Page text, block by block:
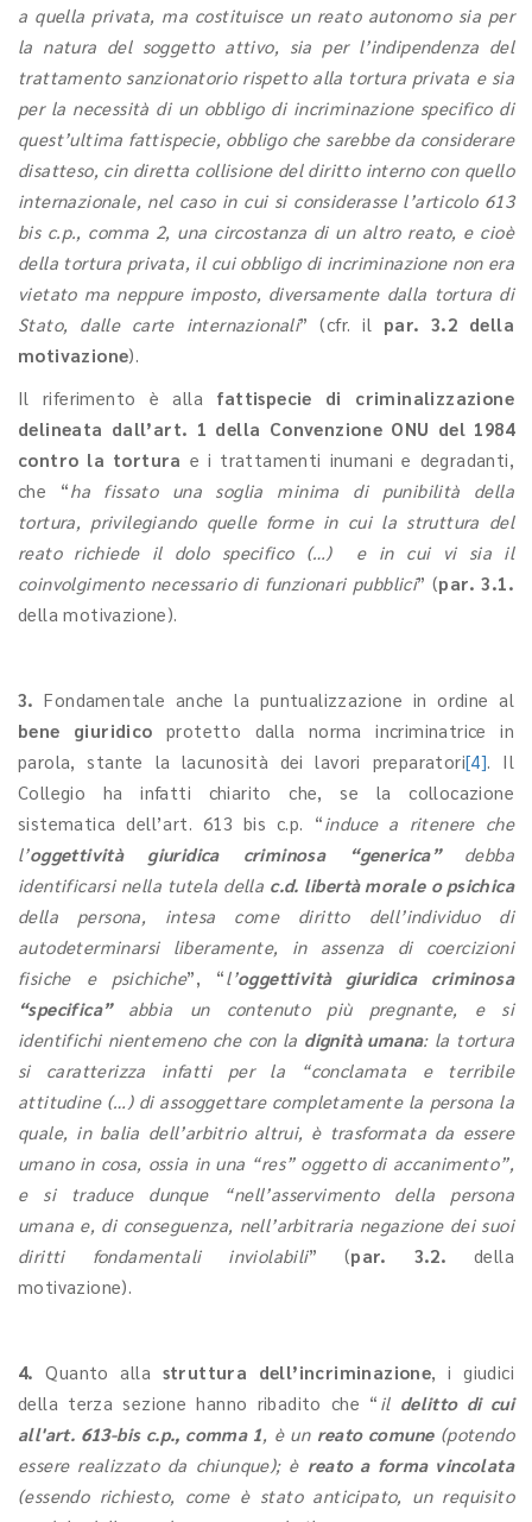
a quella privata, ma costituisce un reato autonomo sia per
la natura del soggetto attivo, sia per l’indipendenza del
trattamento sanzionatorio rispetto alla tortura privata e sia
per la necessità di un obbligo di incriminazione specifico di
quest’ultima fattispecie, obbligo che sarebbe da considerare
disatteso, cin diretta collisione del diritto interno con quello
internazionale, nel caso in cui si considerasse l’articolo 613
bis c.p., comma 2, una circostanza di un altro reato, e cioè
della tortura privata, il cui obbligo di incriminazione non era
vietato ma neppure imposto, diversamente dalla tortura di
Stato, dalle carte internazionali” (cfr. il par. 3.2 della
motivazione).
Il riferimento è alla fattispecie di criminalizzazione
delineata dall’art. 1 della Convenzione ONU del 1984
contro la tortura e i trattamenti inumani e degradanti,
che “ha fissato una soglia minima di punibilità della
tortura, privilegiando quelle forme in cui la struttura del
reato richiede il dolo specifico (…) e in cui vi sia il
coinvolgimento necessario di funzionari pubblici” (par. 3.1.
della motivazione).
3. Fondamentale anche la puntualizzazione in ordine al
bene giuridico protetto dalla norma incriminatrice in
parola, stante la lacunosità dei lavori preparatori[4]. Il
Collegio ha infatti chiarito che, se la collocazione
sistematica dell’art. 613 bis c.p. “induce a ritenere che
l’oggettività giuridica criminosa “generica” debba
identificarsi nella tutela della c.d. libertà morale o psichica
della persona, intesa come diritto dell’individuo di
autodeterminarsi liberamente, in assenza di coercizioni
fisiche e psichiche”, “l’oggettività giuridica criminosa
“specifica” abbia un contenuto più pregnante, e si
identifichi nientemeno che con la dignità umana: la tortura
si caratterizza infatti per la “conclamata e terribile
attitudine (…) di assoggettare completamente la persona la
quale, in balia dell’arbitrio altrui, è trasformata da essere
umano in cosa, ossia in una “res” oggetto di accanimento”,
e si traduce dunque “nell’asservimento della persona
umana e, di conseguenza, nell’arbitraria negazione dei suoi
diritti fondamentali inviolabili” (par. 3.2. della
motivazione).
4. Quanto alla struttura dell’incriminazione, i giudici
della terza sezione hanno ribadito che “ il delitto di cui
all'art. 613-bis c.p., comma 1, è un reato comune(potendo
essere realizzato da chiunque); è reato a forma vincolata
(essendo richiesto, come è stato anticipato, un requisito